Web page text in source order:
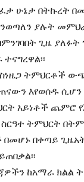
ሁኔታ በትኩረት
ያሉት
ጊዜ ያለፉት
ስነዜጋ ትምህርቶች
እየወሰዱ ሲሆን
አይነቶች ጨምሮ
ትምህርት
በመሆኑ በቀጣይ
ከአማራ ክልል